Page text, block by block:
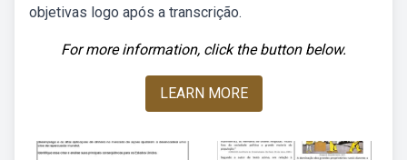
objetivas logo após a transcrição.
For more information, click the button below.
LEARN MORE